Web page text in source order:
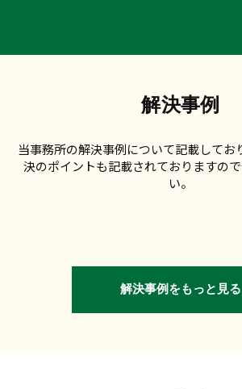
解決事例
当事務所の解決事例について記載してお
決のポイントも記載されておりますの
い。
解決事例をもっと見る